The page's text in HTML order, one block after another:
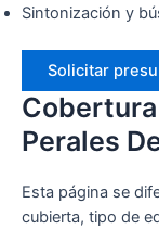
Sintonización y
Solicitar
Perales
Esta página se
cubierta, tipo de